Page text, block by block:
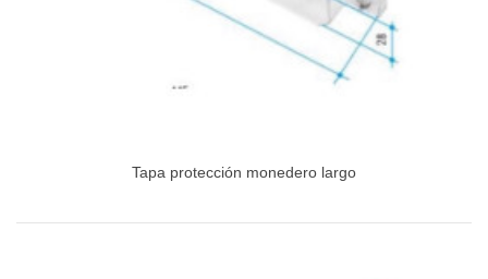
Tapa protección monedero largo